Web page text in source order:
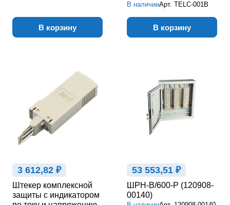
В корзину
В наличииАрт. TELC-001B
В корзину
3 612,82 ₽
Штекер комплексной
защиты с индикатором
53 553,51 ₽
ШРН-В/600-Р (120908-
00140)